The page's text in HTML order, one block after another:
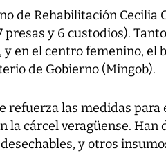
de Rehabilitación
presas y 6 custodios).
y en el centro femenino, el
de Gobierno (Mingob).
refuerza las medidas
la cárcel veragüense. Han
y otros